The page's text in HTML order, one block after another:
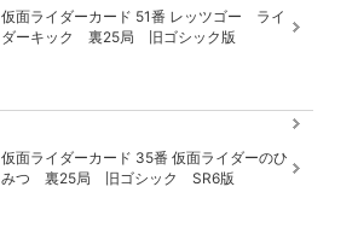
仮面ライダーカード 51番 レッツゴー ライ
ダーキック 裏25局 旧ゴシック版
仮面ライダーカード 35番 仮面ライダーのひ
みつ 裏25局 旧ゴシック SR6版